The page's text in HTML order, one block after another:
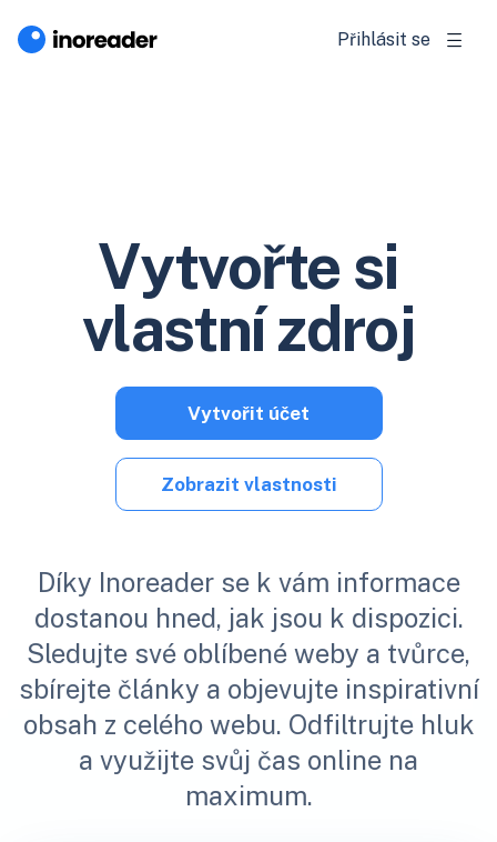
Přihlásit se
Vytvořte si
vlastní zdroj
Díky Inoreader se k vám informace
dostanou hned, jak jsou k dispozici.
Sledujte své oblíbené weby a tvůrce,
sbírejte články a objevujte inspirativní
obsah z celého webu. Odfiltrujte hluk
a využijte svůj čas online na
maximum.
Vytvořit účet
Zobrazit vlastnosti